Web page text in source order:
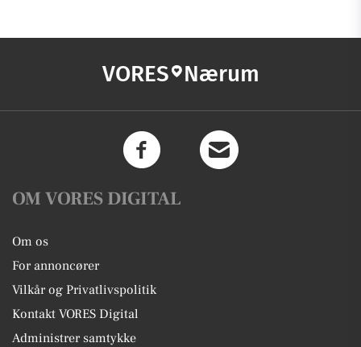
VORES Nærum
OM VORES DIGITAL
Om os
For annoncører
Vilkår og Privatlivspolitik
Kontakt VORES Digital
Administrer samtykke